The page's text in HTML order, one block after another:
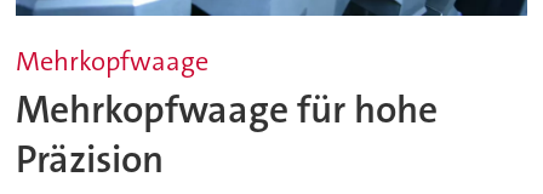
Mehrkopfwaage
Mehrkopfwaage für hohe
Präzision